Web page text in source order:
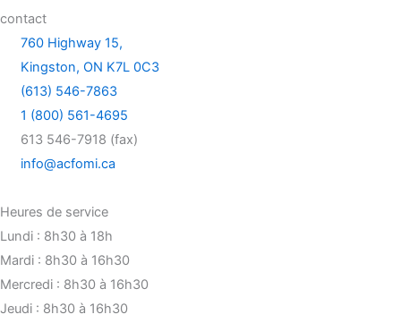
contact
760 Highway 15,
Kingston, ON K7L 0C3
(613) 546-7863
1 (800) 561-4695
613 546-7918 (fax)
info@acfomi.ca
Heures de service
Lundi : 8h30 à 18h
Mardi : 8h30 à 16h30
Mercredi : 8h30 à 16h30
Jeudi : 8h30 à 16h30